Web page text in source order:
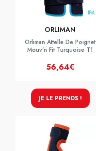
ORLIMAN
Orliman Attelle De Poignet
Mouv'n Fit Turquoise T1
56,64€
JE LE PRENDS !